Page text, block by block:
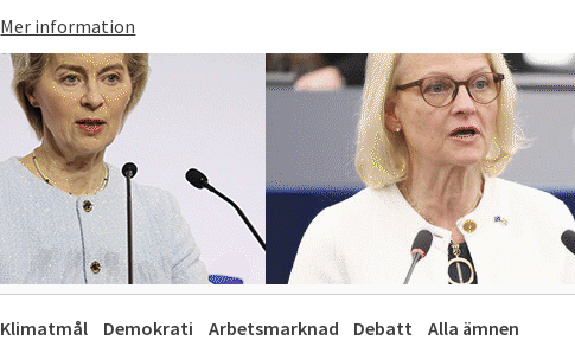
Mer information
Klimatmål Demokrati Arbetsmarknad Debatt Alla ämnen